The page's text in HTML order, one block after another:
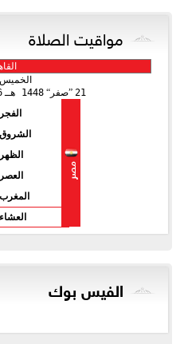
مواقيت الصلاة
الخميس
21
صفر 1448 هـ
مصر
الفجر
الشروق
الظهر
العصر
المغرب
العشاء
الفيس بوك